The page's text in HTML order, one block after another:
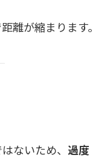
離が縮まります。
ないため、 過度